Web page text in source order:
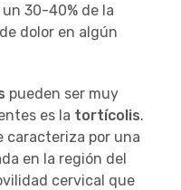
30-40% de la
dolor en algún
pueden ser muy
es la tortícolis.
caracteriza por una
en la región del
cervical que